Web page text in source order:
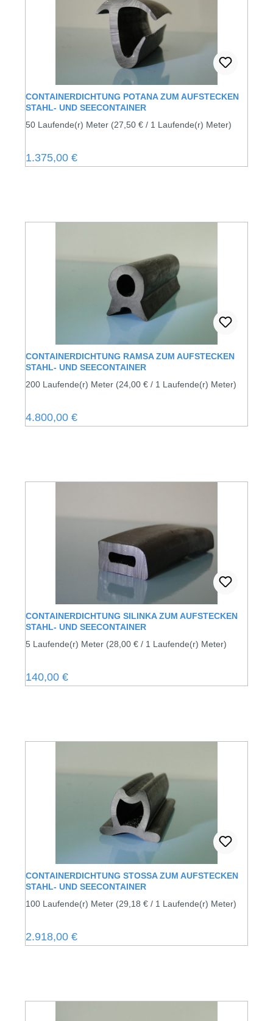
CONTAINERDICHTUNG POTANA ZUM AUFSTECKEN
STAHL- UND SEECONTAINER
50 Laufende(r) Meter (27,50 € / 1 Laufende(r) Meter)
Regulärer Preis:
1.375,00 €
CONTAINERDICHTUNG RAMSA ZUM AUFSTECKEN
STAHL- UND SEECONTAINER
200 Laufende(r) Meter (24,00 € / 1 Laufende(r) Meter)
Regulärer Preis:
4.800,00 €
CONTAINERDICHTUNG SILINKA ZUM AUFSTECKEN
STAHL- UND SEECONTAINER
5 Laufende(r) Meter (28,00 € / 1 Laufende(r) Meter)
Regulärer Preis:
140,00 €
CONTAINERDICHTUNG STOSSA ZUM AUFSTECKEN
STAHL- UND SEECONTAINER
100 Laufende(r) Meter (29,18 € / 1 Laufende(r) Meter)
Regulärer Preis:
2.918,00 €